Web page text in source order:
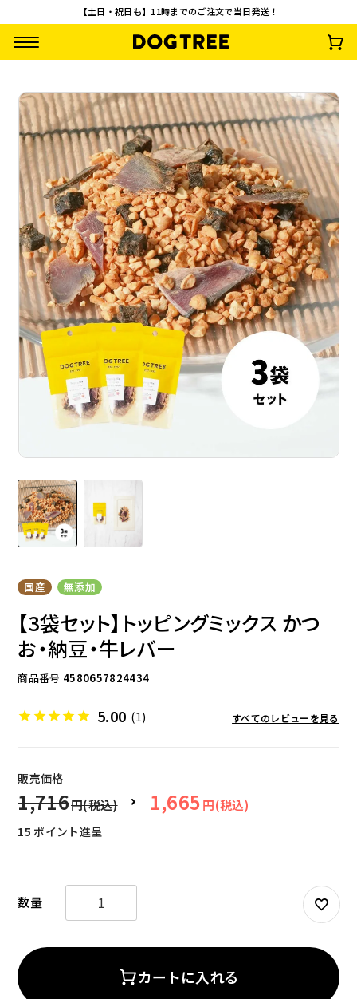
【土日・祝日も】11時までのご注文で当日発送！
【3袋セット】トッ
ピングミックス ま
ぐろ・鮭・ちりめん
1,665 (税込)
トッピングミックス
かつお・納豆・牛レ
バー
¥572 (税込)
【3袋セット】フリ
ーズドライ ナチュ
ラルチーズ
¥2,910 (税込)
トッピングミック
まぐろ・鮭・ちり
ん
¥572 (税込)
ドッグフード
お試しセット
アウトレット
国産 無添加
【3袋セット】トッピングミックス かつ
お・納豆・牛レバー
商品番号 4580657824434
5.00 (1) すべてのレビューを見る
販売価格
1,716 1,665
15 ポイント進呈
カートに入れる